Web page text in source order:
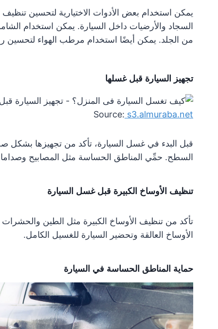
يمكن استخدام بعض الأدوات الاختيارية لتحسين
السجاد والأرضيات داخل السيارة. يمكن استخدام
من الجلد. يمكن أيضًا استخدام مرطب الهواء لتحسين
تجهيز السيارة قبل غسلها
Source: s3.almuraba.net
قبل البدء في غسل السيارة، تأكد من تجهيزها بشكل
السطح. حمِّي المناطق الحساسة مثل المصابيح
تنظيف الأوساخ الكبيرة قبل غسل السيارة
تأكد من تنظيف الأوساخ الكبيرة مثل الطين
الأوساخ العالقة وتحضير السيارة للغسيل الكامل.
حماية المناطق الحساسة في السيارة